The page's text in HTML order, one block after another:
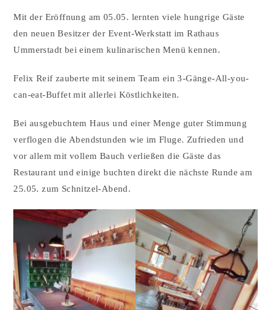
Mit der Eröffnung am 05.05. lernten viele hungrige Gäste
den neuen Besitzer der Event-Werkstatt im Rathaus
Ummerstadt bei einem kulinarischen Menü kennen.
Felix Reif zauberte mit seinem Team ein 3-Gänge-All-you-
can-eat-Buffet mit allerlei Köstlichkeiten.
Bei ausgebuchtem Haus und einer Menge guter Stimmung
verflogen die Abendstunden wie im Fluge. Zufrieden und
vor allem mit vollem Bauch verließen die Gäste das
Restaurant und einige buchten direkt die nächste Runde am
25.05. zum Schnitzel-Abend.